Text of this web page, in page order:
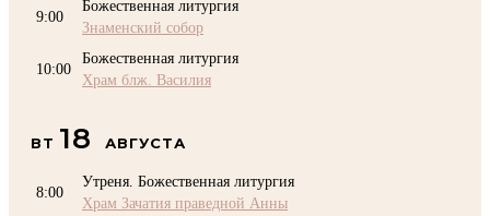
9:00
Божественная литургия
Знаменский собор
10:00
Божественная литургия
Храм блж. Василия
ВТ 18 АВГУСТА
8:00
Утреня. Божественная литургия
Храм Зачатия праведной Анны